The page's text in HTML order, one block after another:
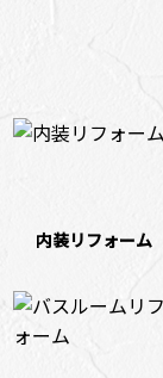
内装リフォーム